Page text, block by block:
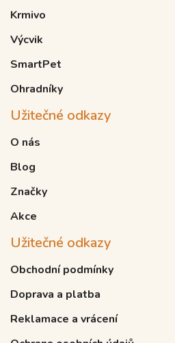
Krmivo
Výcvik
SmartPet
Ohradníky
Užitečné odkazy
O nás
Blog
Značky
Akce
Užitečné odkazy
Obchodní podmínky
Doprava a platba
Reklamace a vrácení